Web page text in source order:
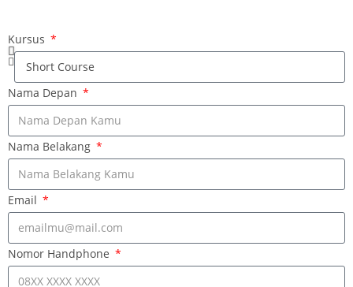
Kursus
Nama Depan
Nama Belakang
Email
Nomor Handphone